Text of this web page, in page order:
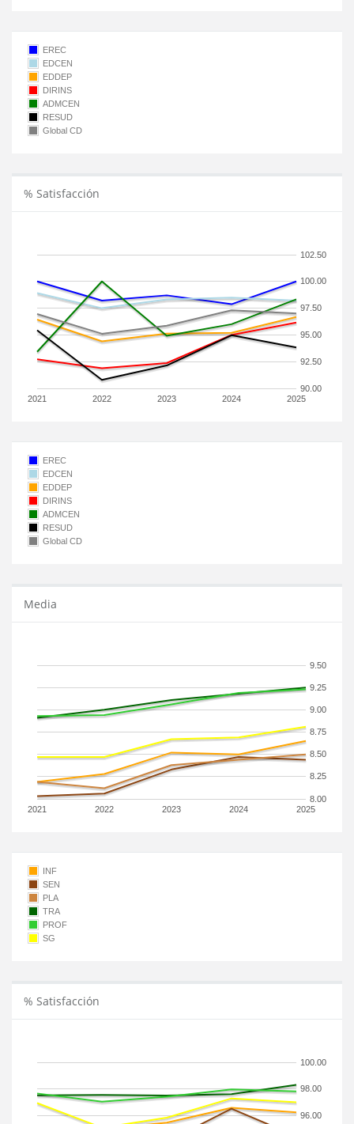
EREC
EDCEN
EDDEP
DIRINS
ADMCEN
RESUD
Global CD
% Satisfacción
2021 2022 2023 2024 2025
90.00
92.50
95.00
97.50
100.00
102.50
EREC
EDCEN
EDDEP
DIRINS
ADMCEN
RESUD
Global CD
Media
2021 2022 2023 2024 2025
8.00
8.25
8.50
8.75
9.00
9.25
9.50
INF
SEN
PLA
TRA
PROF
SG
% Satisfacción
96.00
98.00
100.00